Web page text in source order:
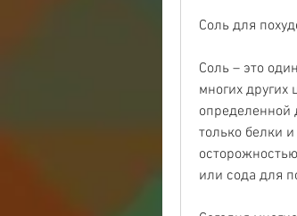
Соль для
Соль – это
многих
определенной
только белки
или сода для